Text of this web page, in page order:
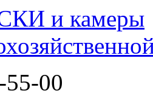
и камеры
55-00